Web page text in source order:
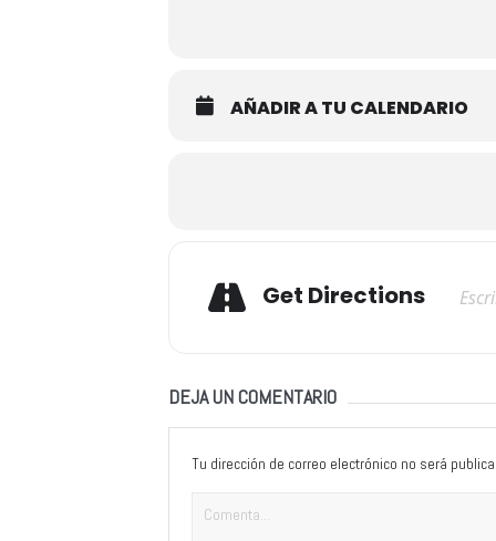
AÑADIR A TU CALENDARIO
Get Directions
DEJA UN COMENTARIO
Tu dirección de correo electrónico no será